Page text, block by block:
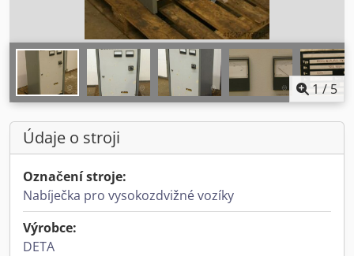
1 / 5
Údaje o stroji
Označení stroje:
Nabíječka pro vysokozdvižné vozíky
Výrobce:
DETA